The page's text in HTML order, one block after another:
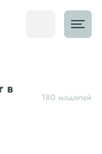
в
180 моделей